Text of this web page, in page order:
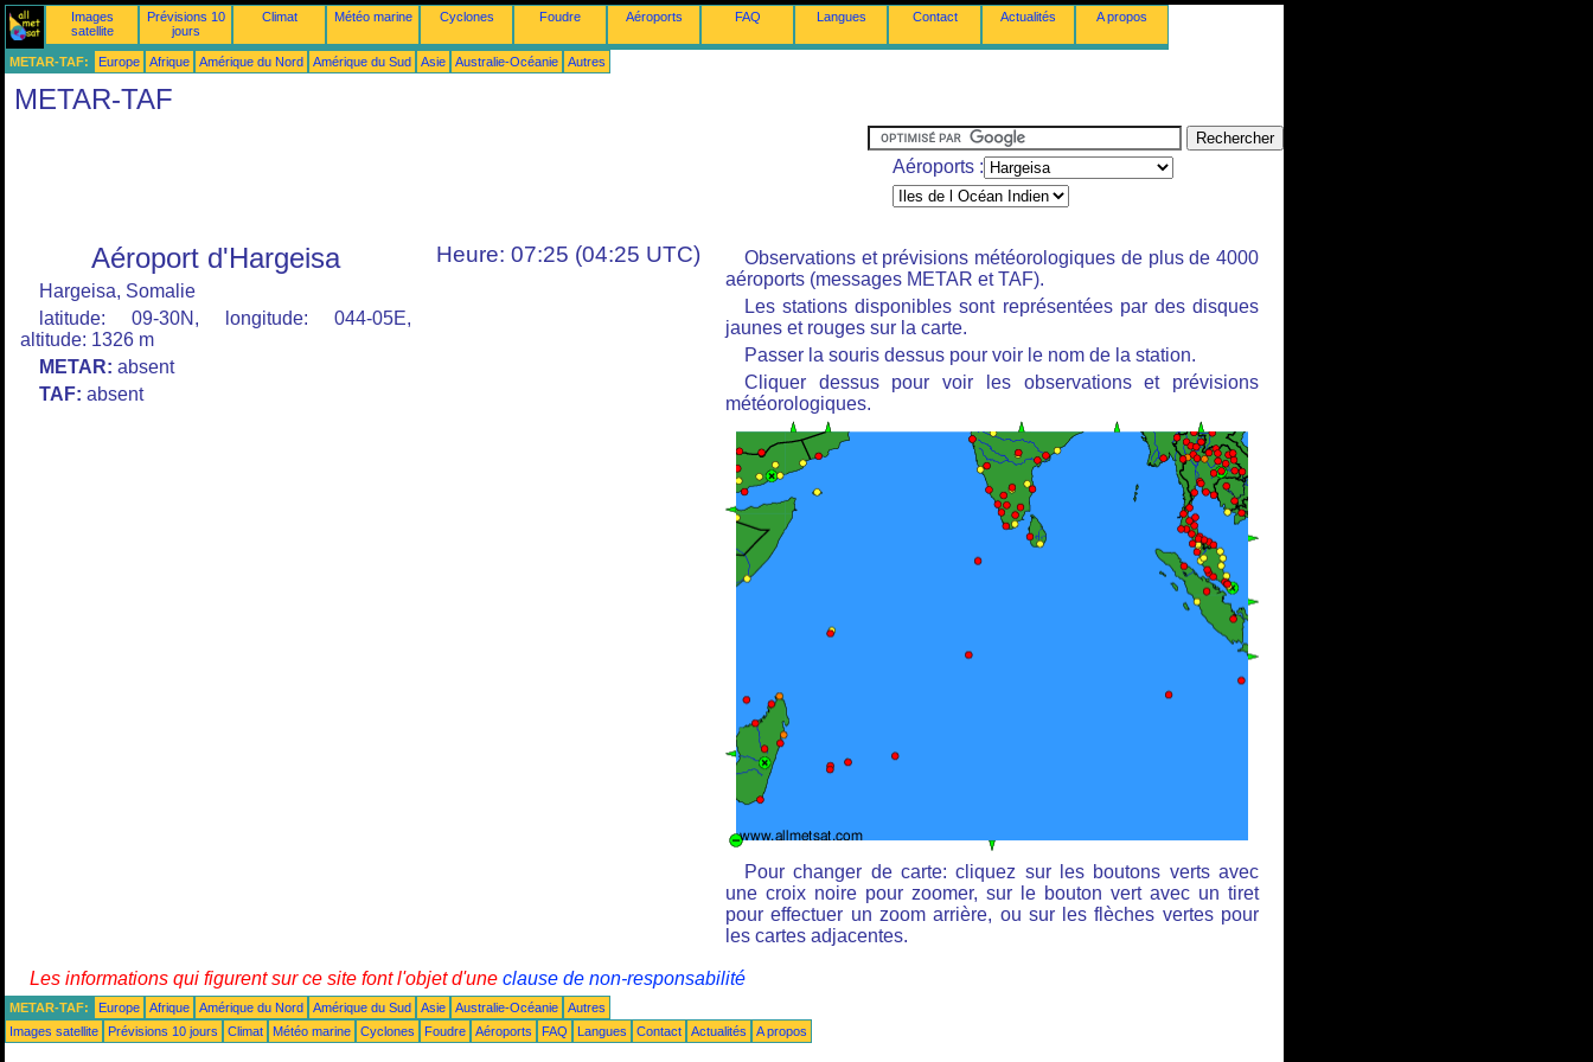
Images
satellite
Prévisions 10
jours
Climat Météo marine Cyclones Foudre Aéroports FAQ Langues Contact Actualités A propos
METAR-TAF: Europe Afrique Amérique du Nord Amérique du Sud Asie Australie-Océanie Autres
METAR-TAF
Aéroports :
Aéroport d'Hargeisa
Hargeisa, Somalie
latitude: 09-30N, longitude: 044-05E,
altitude: 1326 m
METAR: absent
TAF: absent
Heure: 07:25 (04:25 UTC)
Observations et prévisions météorologiques de plus de 4000
aéroports (messages METAR et TAF).
Les stations disponibles sont représentées par des disques
jaunes et rouges sur la carte.
Passer la souris dessus pour voir le nom de la station.
Cliquer dessus pour voir les observations et prévisions
météorologiques.
Pour changer de carte: cliquez sur les boutons verts avec
une croix noire pour zoomer, sur le bouton vert avec un tiret
pour effectuer un zoom arrière, ou sur les flèches vertes pour
les cartes adjacentes.
Les informations qui figurent sur ce site font l'objet d'une clause de non-responsabilité
METAR-TAF: Europe Afrique Amérique du Nord Amérique du Sud Asie Australie-Océanie
Autres
Images satellite
Prévisions 10 jours Climat Météo marine Cyclones Foudre Aéroports FAQ Langues Contact Actualités A propos